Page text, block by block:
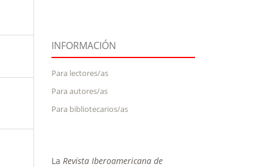
INFORMACIÓN
Para lectores/as
Para autores/as
Para bibliotecarios/as
La Revista Iberoamericana de